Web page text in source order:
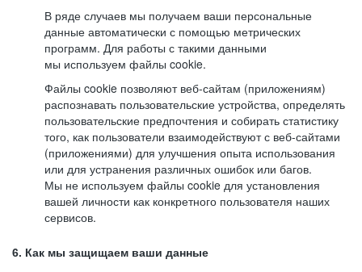
В ряде случаев мы получаем ваши персональные
данные автоматически с помощью метрических
программ. Для работы с такими данными
мы используем файлы cookie.
Файлы cookie позволяют веб-сайтам (приложениям)
распознавать пользовательские устройства, определять
пользовательские предпочтения и собирать статистику
того, как пользователи взаимодействуют с веб-сайтами
(приложениями) для улучшения опыта использования
или для устранения различных ошибок или багов.
Мы не используем файлы cookie для установления
вашей личности как конкретного пользователя наших
сервисов.
6. Как мы защищаем ваши данные